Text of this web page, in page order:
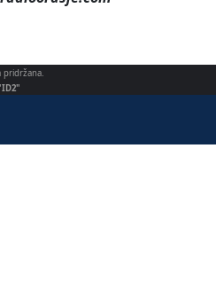
pridržana.